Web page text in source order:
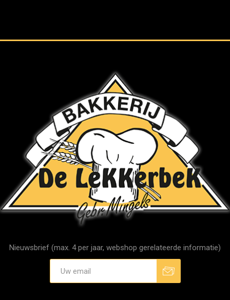
Nieuwsbrief (max. 4 per jaar, webshop gerelateerde informatie)